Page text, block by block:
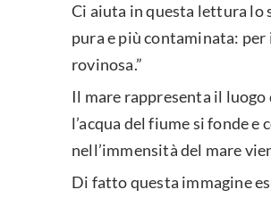
Ci aiuta in questa lettura lo
pura e più contaminata:
rovinosa.”
Il mare rappresenta il
l’acqua del fiume si fonde
nell’immensità del mare
Di fatto questa immagine